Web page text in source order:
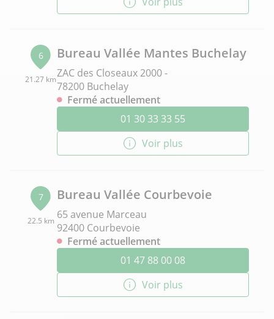
6
21.27 km
Bureau Vallée Mantes Buchelay
ZAC des Closeaux 2000 -
78200 Buchelay
Fermé actuellement
01 30 33 33 55
Voir plus
7
22.5 km
Bureau Vallée Courbevoie
65 avenue Marceau
92400 Courbevoie
Fermé actuellement
01 47 88 00 08
Voir plus